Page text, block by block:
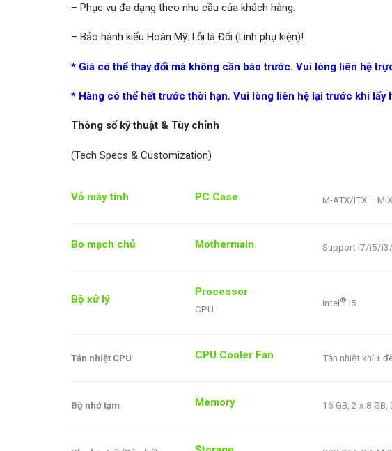
– Phục vụ đa dạng theo nhu cầu của khách hàng.
– Bảo hành kiểu Hoàn Mỹ: Lỗi là Đổi (Linh phụ kiện)!
* Giá có thể thay đổi mà không cần báo trước. Vui lòng liên hệ
* Hàng có thể hết trước thời hạn. Vui lòng liên hệ lại trước khi lấy
Thông số kỹ thuật & Tùy chỉnh
(Tech Specs & Customization)
Vỏ máy tính PC Case M-ATX/ITX –
Bo mạch chủ Mothermain Support i7/i5/
Bộ xử lý
Processor
CPU
Intel ® i5
Tản nhiệt CPU CPU Cooler Fan Tản nhiệt khí +
Bộ nhớ tạm Memory 16 GB, 2 x 8 GB,